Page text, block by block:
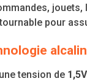
jouets,
pour
tension de 1,5V